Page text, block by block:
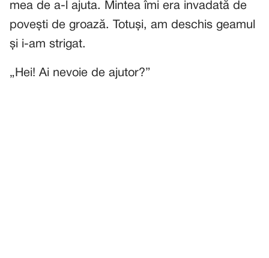
mea de a-l ajuta. Mintea îmi era invadată de
povești de groază. Totuși, am deschis geamul
și i-am strigat.
„Hei! Ai nevoie de ajutor?”